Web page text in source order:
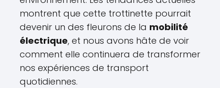
montrent que cette trottinette pourrait
devenir un des fleurons de la mobilité
électrique, et nous avons hâte de voir
comment elle continuera de transformer
nos expériences de transport
quotidiennes.